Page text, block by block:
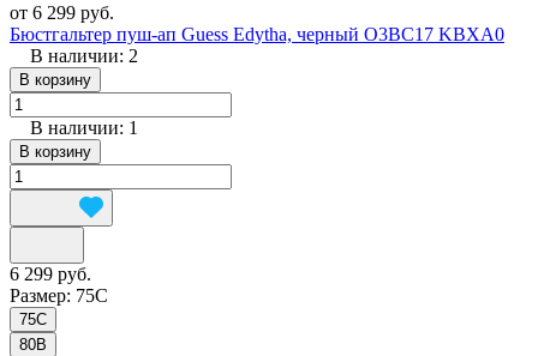
от 6 299 руб.
Бюстгальтер пуш-ап Guess Edytha, черный O3BC17 KBXA0
В наличии: 2
В корзину
В наличии: 1
В корзину
6 299 руб.
Размер: 75C
75C
80B